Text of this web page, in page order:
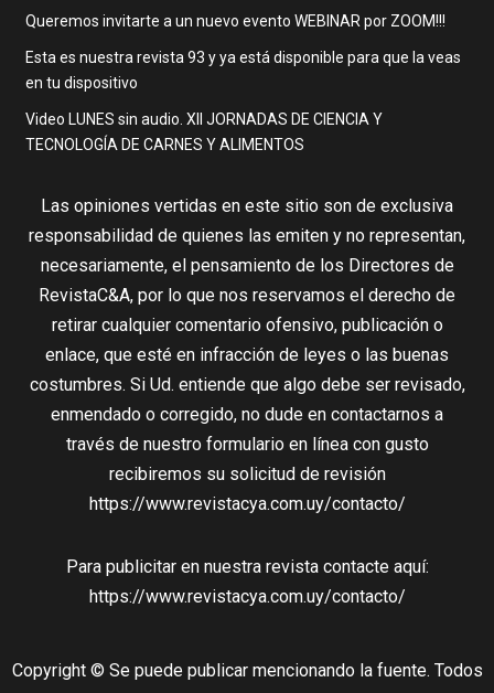
Queremos invitarte a un nuevo evento WEBINAR por ZOOM!!!
Esta es nuestra revista 93 y ya está disponible para que la veas
en tu dispositivo
Video LUNES sin audio. XII JORNADAS DE CIENCIA Y
TECNOLOGÍA DE CARNES Y ALIMENTOS
Las opiniones vertidas en este sitio son de exclusiva
responsabilidad de quienes las emiten y no representan,
necesariamente, el pensamiento de los Directores de
RevistaC&A, por lo que nos reservamos el derecho de
retirar cualquier comentario ofensivo, publicación o
enlace, que esté en infracción de leyes o las buenas
costumbres. Si Ud. entiende que algo debe ser revisado,
enmendado o corregido, no dude en contactarnos a
través de nuestro formulario en línea con gusto
recibiremos su solicitud de revisión
https://www.revistacya.com.uy/contacto/
Para publicitar en nuestra revista contacte aquí:
https://www.revistacya.com.uy/contacto/
Copyright © Se puede publicar mencionando la fuente. Todos